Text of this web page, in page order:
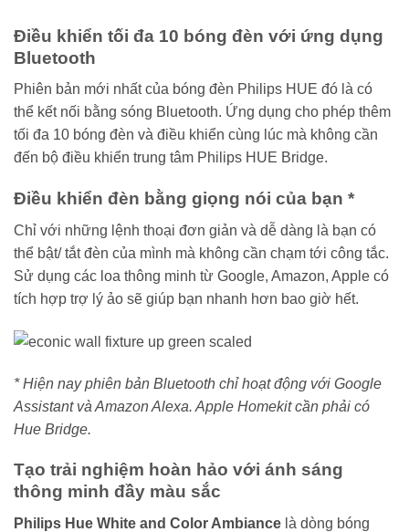
Điều khiển tối đa 10 bóng đèn với ứng dụng
Bluetooth
Phiên bản mới nhất của bóng đèn Philips HUE đó là có
thể kết nối bằng sóng Bluetooth. Ứng dụng cho phép thêm
tối đa 10 bóng đèn và điều khiển cùng lúc mà không cần
đến bộ điều khiển trung tâm Philips HUE Bridge.
Điều khiển đèn bằng giọng nói của bạn *
Chỉ với những lệnh thoại đơn giản và dễ dàng là bạn có
thể bật/ tắt đèn của mình mà không cần chạm tới công tắc.
Sử dụng các loa thông minh từ Google, Amazon, Apple có
tích hợp trợ lý ảo sẽ giúp bạn nhanh hơn bao giờ hết.
* Hiện nay phiên bản Bluetooth chỉ hoạt động với Google
Assistant và Amazon Alexa. Apple Homekit cần phải có
Hue Bridge.
Tạo trải nghiệm hoàn hảo với ánh sáng
thông minh đầy màu sắc
Philips Hue White and Color Ambiance là dòng bóng